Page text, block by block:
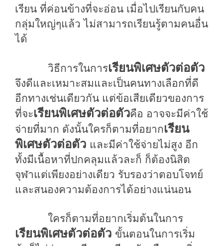
เรียน ที่ค่อนข้างที่จะอ่อน เมื่อไปเรียนกับคน
กลุ่มใหญ่ๆแล้ว ไม่สามารถเรียนรู้ตามคนอื่น
ได้
วิธีการในการเรียนพิเศษตัวต่อตัว
จึงดีและเหมาะสมและเป็นคนทางเลือกที่ดี
อีกทางเช่นเดียวกัน แต่ข้อเสียเดียวของการ
ที่จะเรียนพิเศษตัวต่อตัวคือ อาจจะมีค่าใช้
จ่ายที่มาก ดังนั้นใครก็ตามที่อยากเรียน
พิเศษตัวต่อตัว และมีค่าใช้จ่ายไม่สูง อีก
ทั้งมีเนื้อหาที่ปกคลุมแล้วละก็ ก็ต้องนิสิต
จุฬาแต่เพียงอย่างเดียว รับรองว่าตอบโจทย์
และสนองความต้องการได้อย่างแน่นอน
ใครก็ตามที่อยากเริ่มต้นในการ
เรียนพิเศษตัวต่อตัว ขั้นตอนในการเริ่ม